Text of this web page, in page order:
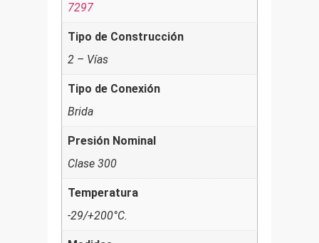
7297
Tipo de Construcción
2 – Vías
Tipo de Conexión
Brida
Presión Nominal
Clase 300
Temperatura
-29/+200°C.